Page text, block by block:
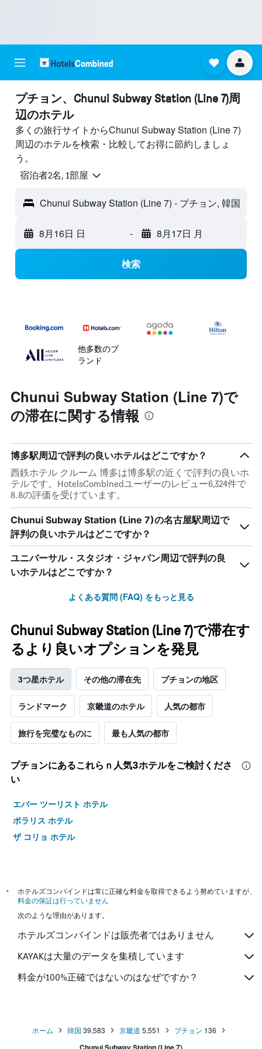
プチョン​、Chunui Subway Station (Line 7)周
辺のホテル
多くの旅行サイトからChunui Subway Station (Line 7)
周辺のホテルを検索・比較してお得に節約しましょ
う。
宿泊者2名, 1​部屋
Chunui Subway Station (Line 7) - プチョン, 韓国
8月16日 日 - 8月17日 月
検索
他多数のブ
ランド
Chunui Subway Station (Line 7)で
の滞在に関する情報
博多駅周辺で評判の良いホテルはどこですか？
西鉄ホテル クルーム 博多は博多駅の近くで評判の良いホ
テルです。HotelsCombinedユーザーのレビュー6,324件で
8.8の評価を受けています。
Chunui Subway Station (Line 7)の名古屋駅周辺で
評判の良いホテルはどこですか？
ユニバーサル・スタジオ・ジャパン周辺で評判の良
いホテルはどこですか？
よくある質問 (FAQ) をもっと見る
Chunui Subway Station (Line 7)で滞在す
るより良いオプションを発見
3つ星ホテル その他の滞在先 プチョンの地区
ランドマーク 京畿道のホテル 人気の都市
旅行を完璧なものに 最も人気の都市
プチョン​にあるこれらｎ人気3ホテルをご検討くださ
い
エバー ツーリスト ホテル
ポラリス ホテル
ザ コリョ ホテル
*
ホテルズコンバインドは常に正確な料金を取得できるよう努めていますが、
料金の保証は行っていません
次のような理由があります。
ホテルズコンバインドは販売者ではありません
KAYAKは大量のデータを集積しています
料金が100%正確ではないのはなぜですか？
ホーム 韓国 39,583 京畿道 5,551 プチョン 136